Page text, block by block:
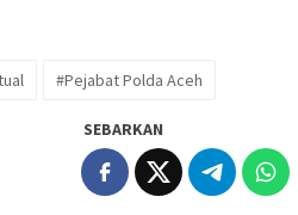
#Pejabat Polda Aceh
SEBARKAN